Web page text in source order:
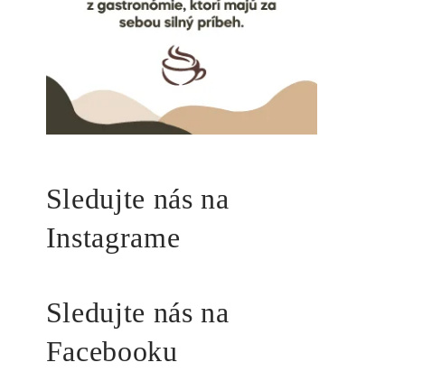
Sledujte nás na
Instagrame
Sledujte nás na
Facebooku